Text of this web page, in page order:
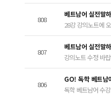
808
베트남어 실전말
28강 강의노트에
807
베트남어 실전말
강의노트 수정 바
806
GO! 독학 베트남
독학 베트남어 수